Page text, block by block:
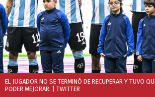
EL JUGADOR NO SE TERMINÓ DE RECUPERAR Y TUVO
PODER MEJORAR. | TWITTER